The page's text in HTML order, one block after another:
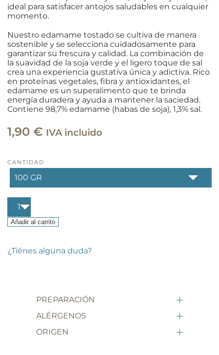
ideal para satisfacer antojos saludables en cualquier
momento.
Nuestro edamame tostado se cultiva de manera
sostenible y se selecciona cuidadosamente para
garantizar su frescura y calidad. La combinación de
la suavidad de la soja verde y el ligero toque de sal
crea una experiencia gustativa única y adictiva. Rico
en proteínas vegetales, fibra y antioxidantes, el
edamame es un superalimento que te brinda
energía duradera y ayuda a mantener la saciedad.
Contiene 98,7% edamame (habas de soja), 1,3% sal.
1,90 € IVA incluido
CANTIDAD
Edamame
tostado
cantidad
Añadir al carrito
¿Tiénes alguna duda?
PREPARACIÓN
ALÉRGENOS
ORIGEN